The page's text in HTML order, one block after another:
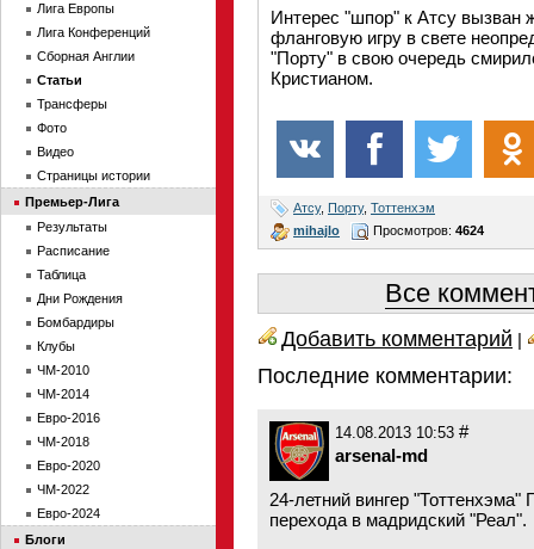
Интерес "шпор" к Атсу
фланговую игру в свете
"Порту" в свою очередь
Кристианом.
Атсу, Порту, Тоттенхэм
mihajlo
Просмотров: 4624
Все
Добавить комментарий |
Последние комментарии:
14.08.2013 10:53 #
arsenal-md
24-летний вингер "Тоттенхэма"
перехода в мадридский "Реал".
Лига Европы
Лига Конференций
Сборная Англии
Статьи
Трансферы
Фото
Видео
Страницы истории
Премьер-Лига
Результаты
Расписание
Таблица
Дни Рождения
Бомбардиры
Клубы
ЧМ-2010
ЧМ-2014
Евро-2016
ЧМ-2018
Евро-2020
ЧМ-2022
Евро-2024
Блоги